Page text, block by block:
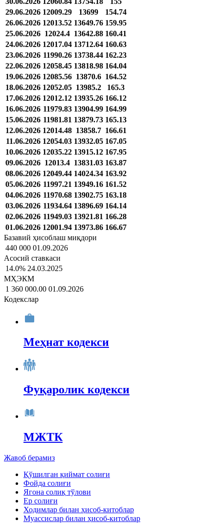
29.06.2026 12009.29 13699
154.74
26.06.2026 12013.52 13649.76 159.95
25.06.2026 12024.4 13642.88 160.41
24.06.2026 12017.04 13712.64 160.63
23.06.2026 11990.26 13738.44 162.23
22.06.2026 12058.45 13818.98 164.04
19.06.2026 12085.56 13870.6 164.52
18.06.2026 12052.05 13985.2
165.3
17.06.2026 12012.12 13935.26 166.12
16.06.2026 11979.83 13904.99 164.99
15.06.2026 11981.81 13879.73 165.13
12.06.2026 12014.48 13858.7 166.61
11.06.2026 12054.03 13932.05 167.05
10.06.2026 12035.22 13915.12 167.95
09.06.2026 12013.4 13831.03 163.87
08.06.2026 12049.44 14024.34 163.92
05.06.2026 11997.21 13949.16 161.52
04.06.2026 11970.68 13902.75 163.18
03.06.2026 11934.64 13896.69 164.14
02.06.2026 11949.03 13921.81 166.28
01.06.2026 12001.94 13973.86 166.67
Базавий ҳисоблаш миқдори
440 000 01.09.2026
Асосий ставкаси
14.0% 24.03.2025
МҲЭКМ
1 360 000.00 01.09.2026
Кодекслар
Меҳнат кодекси
Фуқаролик кодекси
МЖТК
Жавоб берамиз
Қўшилган қиймат солиғи
Фойда солиғи
Ягона солиқ тўлови
Ер солиғи
Ходимлар билан ҳисоб-китоблар
Муассислар билан ҳисоб-китоблар